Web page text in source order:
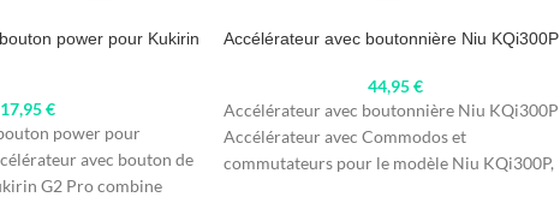
power pour Kukirin
17,95€
power pour
avec bouton de
G2 Pro combine
Accélérateur avec boutonnière Niu KQi300P
44,95€
Accélérateur avec boutonnière Niu KQi300P
Accélérateur avec Commodos et
commutateurs pour le modèle Niu KQi300P,